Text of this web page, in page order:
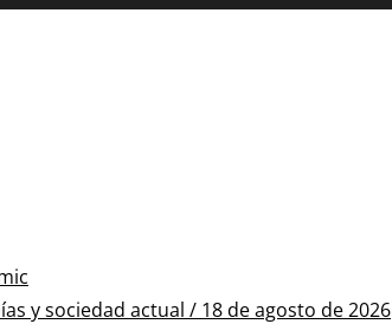
y sociedad actual / 18 de agosto de 2026